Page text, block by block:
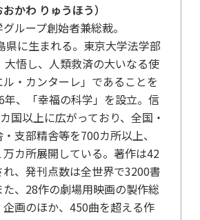
かわ りゅうほう）
ループ創始者兼総裁。
県に生まれる。東京大学法学部
大悟し、人類救済の大いなる使
・カンターレ」であることを
年、「幸福の科学」を設立。信
国以上に広がっており、全国・
支部精舎等を700カ所以上、
カ所展開している。著作は42
、発刊点数は全世界で3200書
、28作の劇場用映画の製作総
画のほか、450曲を超える作